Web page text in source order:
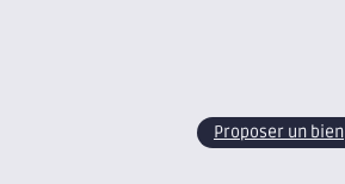
Proposer un bien